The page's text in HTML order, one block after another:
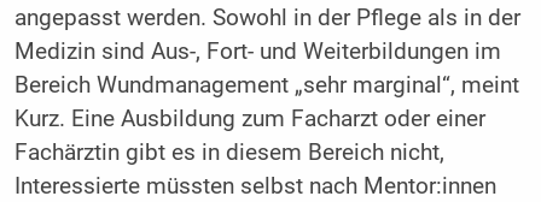
angepasst werden. Sowohl in der Pflege als in der
Medizin sind Aus-, Fort- und Weiterbildungen im
Bereich Wundmanagement „sehr marginal“, meint
Kurz. Eine Ausbildung zum Facharzt oder einer
Fachärztin gibt es in diesem Bereich nicht,
Interessierte müssten selbst nach Mentor:innen